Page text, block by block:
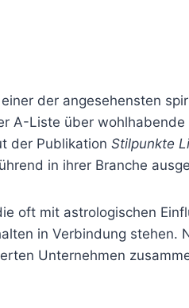
der angesehensten
A-Liste über
der Publikation Stilpunkte
in ihrer Branche
oft mit astrologischen
in Verbindung stehen.
Unternehmen